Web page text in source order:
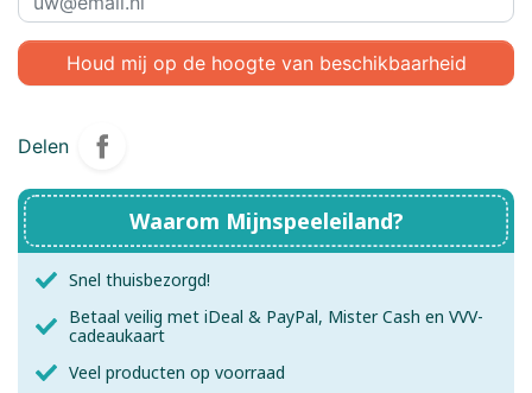
Houd mij op de hoogte van beschikbaarheid
Delen
Waarom Mijnspeeleiland?
Snel thuisbezorgd!
Betaal veilig met iDeal & PayPal, Mister Cash en VVV-
cadeaukaart
Veel producten op voorraad